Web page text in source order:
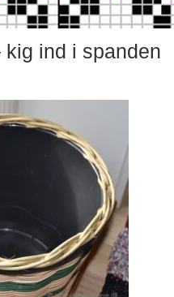
kig ind i spanden